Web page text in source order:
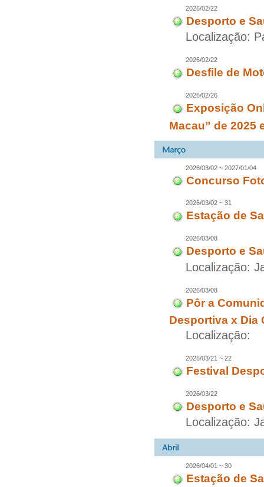
2026/02/22
Desporto e
Localização:
2026/02/22
Desfile de
2026/02/26
Exposição
Macau” de 2025
2026/03/02 ~ 2027/01/04
Concurso
2026/03/02 ~ 31
Estação de
2026/03/08
Desporto e
Localização:
2026/03/08
Pôr a
Desportiva x Dia
Localização:
2026/03/21 ~ 22
Festival
2026/03/22
Desporto e
Localização:
2026/04/01 ~ 30
Estação de